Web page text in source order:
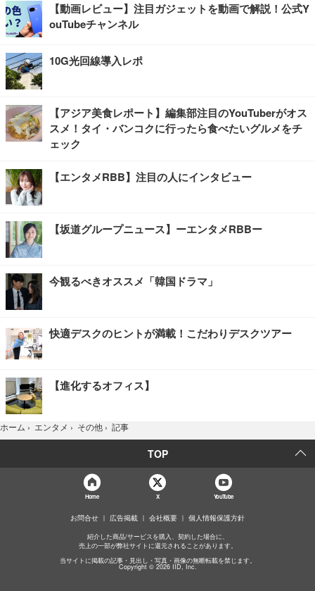
【動画レビュー】注目ガジェットを動画で解説！公式Y
ouTubeチャンネル
10G光回線導入レポ
【アジア美食レポート】編集部注目のYouTuberがオス
スメ！タイ・バンコクに行ったら食べたいグルメをチ
ェック
【エンタメRBB】注目の人にインタビュー
【坂道グループニュース】ーエンタメRBBー
今観るべきオススメ「韓国ドラマ」
快適デスクのヒントが満載！こだわりデスクツアー
【進化するオフィス】
ホーム › エンタメ › その他 › 記事
TOP
Home X YouTube
お問合せ 広告掲載 会社概要 個人情報保護方針
紹介した商品/サービスを購入、契約した場合に、
売上の一部が弊社サイトに還元されることがあります。
当サイトに掲載の記事・見出し・写真・画像の無断転載を禁じます。
Copyright © 2026 IID, Inc.